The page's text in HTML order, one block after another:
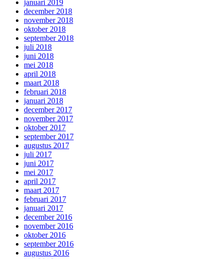
januari 2019
december 2018
november 2018
oktober 2018
september 2018
juli 2018
juni 2018
mei 2018
april 2018
maart 2018
februari 2018
januari 2018
december 2017
november 2017
oktober 2017
september 2017
augustus 2017
juli 2017
juni 2017
mei 2017
april 2017
maart 2017
februari 2017
januari 2017
december 2016
november 2016
oktober 2016
september 2016
augustus 2016